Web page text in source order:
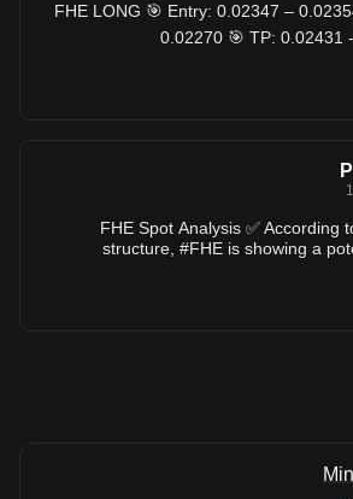
🟢 $FHE LONG 🎯 Entry: 0.02347 – 0.02354 🛑 Stop Loss:
0.02270 🎯 TP: 0.02431
$FHE Spot Analysis ✅
structure, #FHE is showing a
builds from this area, the price could